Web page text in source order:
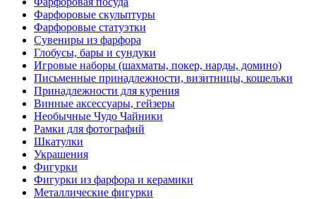
Фарфоровые скульптуры
Фарфоровые статуэтки
Сувениры из фарфора
Глобусы, бары и сундуки
Игровые наборы (шахматы, покер, нарды, домино)
Письменные принадлежности, визитницы, кошельки
Принадлежности для курения
Винные аксессуары, гейзеры
Необычные Чудо Чайники
Рамки для фотографий
Шкатулки
Украшения
Фигурки
Фигурки из фарфора и керамики
Металлические фигурки